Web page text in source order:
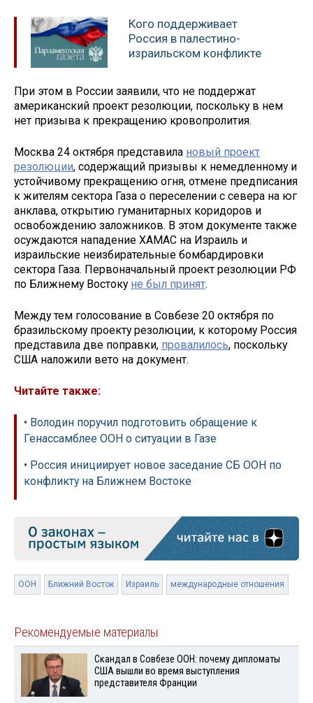
Кого поддерживает
Россия в палестино-
израильском конфликте
При этом в России заявили, что не поддержат
американский проект резолюции, поскольку в нем
нет призыва к прекращению кровопролития.
Москва 24 октября представила новый проект
резолюции, содержащий призывы к немедленному и
устойчивому прекращению огня, отмене предписания
к жителям сектора Газа о переселении с севера на юг
анклава, открытию гуманитарных коридоров и
освобождению заложников. В этом документе также
осуждаются нападение ХАМАС на Израиль и
израильские неизбирательные бомбардировки
сектора Газа. Первоначальный проект резолюции РФ
по Ближнему Востоку не был принят.
Между тем голосование в Совбезе 20 октября по
бразильскому проекту резолюции, к которому Россия
представила две поправки, провалилось, поскольку
США наложили вето на документ.
Читайте также:
• Володин поручил подготовить обращение к
Генассамблее ООН о ситуации в Газе
• Россия инициирует новое заседание СБ ООН по
конфликту на Ближнем Востоке
ООН Ближний Восток Израиль международные отношения
Рекомендуемые материалы
Скандал в Совбезе ООН: почему дипломаты
США вышли во время выступления
представителя Франции